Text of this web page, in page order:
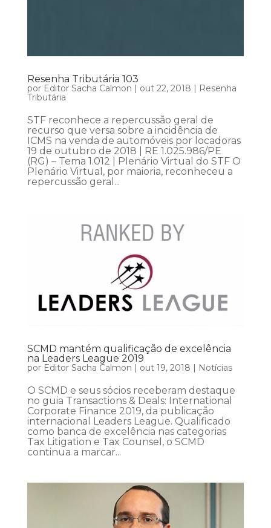
Resenha Tributária 103
por Editor Sacha Calmon | out 22, 2018 | Resenha
Tributária
STF reconhece a repercussão geral de
recurso que versa sobre a incidência de
ICMS na venda de automóveis por locadoras
19 de outubro de 2018 | RE 1.025.986/PE
(RG) – Tema 1.012 | Plenário Virtual do STF O
Plenário Virtual, por maioria, reconheceu a
repercussão geral...
SCMD mantém qualificação de excelência
na Leaders League 2019
por Editor Sacha Calmon | out 19, 2018 | Notícias
O SCMD e seus sócios receberam destaque
no guia Transactions & Deals: International
Corporate Finance 2019, da publicação
internacional Leaders League. Qualificado
como banca de excelência nas categorias
Tax Litigation e Tax Counsel, o SCMD
continua a marcar...